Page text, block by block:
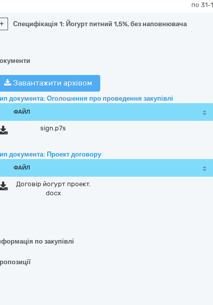
по 31-
+ Специфікація 1: Йогурт питний 1,5%, без наповнювача
Завантажити архівом
документа: Оголошення про проведення закупівлі
ФАЙЛ
sign.p7s
документа: Проект договору
ФАЙЛ
Договір йогурт проект.
docx
по закупівлі